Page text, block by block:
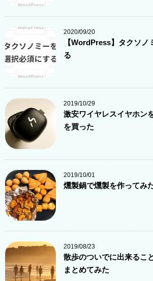
2020/09/20
【WordPress】タクソノ
る
2019/10/29
激安ワイヤレスイヤホン
を買った
2019/10/01
燻製鍋で燻製を作ってみ
2019/08/23
散歩のついでに出来るこ
まとめてみた